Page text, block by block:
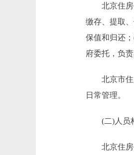
北京住房公
缴存、提取
保值和归还
府委托，负
北京市住房
日常管理。
(二)人员
北京住房公